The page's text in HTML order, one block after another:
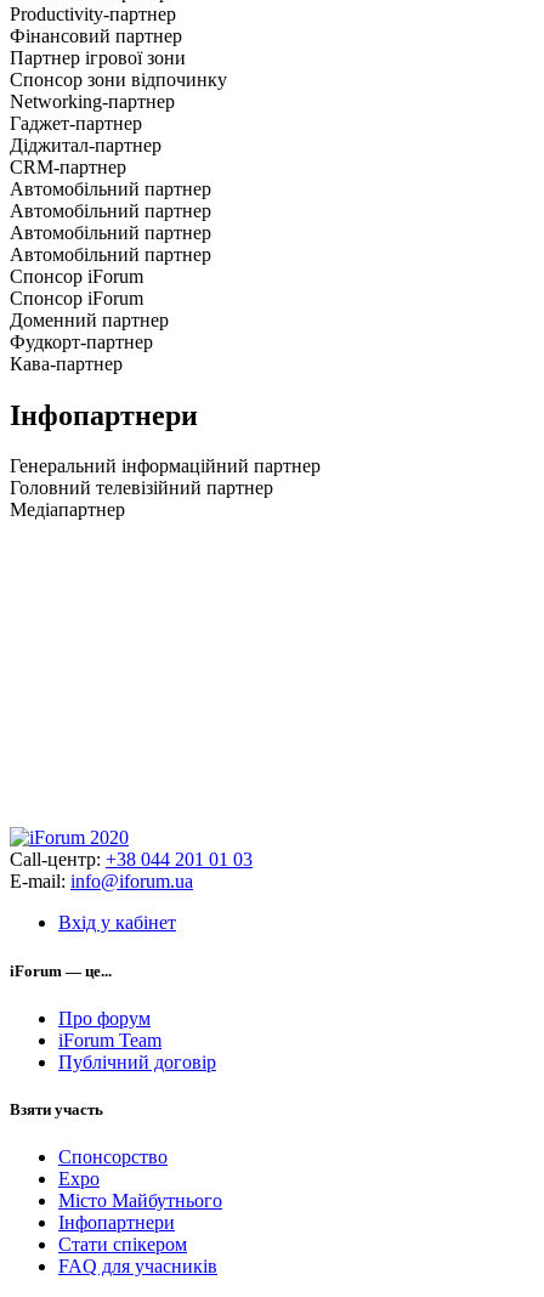
Productivity-партнер
Фінансовий партнер
Партнер ігрової зони
Спонсор зони відпочинку
Networking-партнер
Гаджет-партнер
Діджитал-партнер
CRM-партнер
Автомобільний партнер
Автомобільний партнер
Автомобільний партнер
Автомобільний партнер
Спонсор iForum
Спонсор iForum
Доменний партнер
Фудкорт-партнер
Кава-партнер
Інфопартнери
Генеральний інформаційний партнер
Головний телевізійний партнер
Медіапартнер
Call-центр: +38 044 201 01 03
E-mail: info@iforum.ua
Вхід у кабінет
iForum — це...
Про форум
iForum Team
Публічний договір
Взяти участь
Спонсорство
Expo
Місто Майбутнього
Інфопартнери
Стати спікером
FAQ для учасників